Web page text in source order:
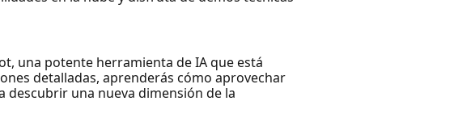
una potente herramienta de IA que está
detalladas, aprenderás cómo aprovechar
una nueva dimensión de la